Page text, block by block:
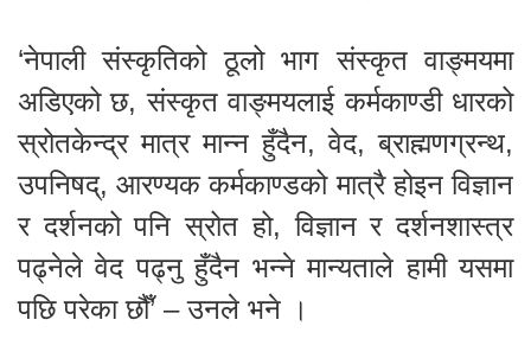
‘नेपाली संस्कृतिको ठूलो भाग संस्कृत वाङ्मयमा
अडिएको छ, संस्कृत वाङ्मयलाई कर्मकाण्डी धारको
स्रोतकेन्द्र मात्र मान्न हुँदैन, वेद, ब्राह्मणग्रन्थ,
उपनिषद्, आरण्यक कर्मकाण्डको मात्रै होइन विज्ञान
र दर्शनको पनि स्रोत हो, विज्ञान र दर्शनशास्त्र
पढ्नेले वेद पढ्नु हुँदैन भन्ने मान्यताले हामी यसमा
पछि परेका छौँ’ – उनले भने ।